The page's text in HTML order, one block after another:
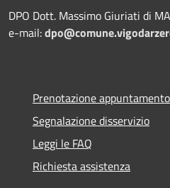
DPO Dott. Massimo Giuriati di
e-mail:
Prenotazione appuntamento
Segnalazione disservizio
Leggi le FAQ
Richiesta assistenza